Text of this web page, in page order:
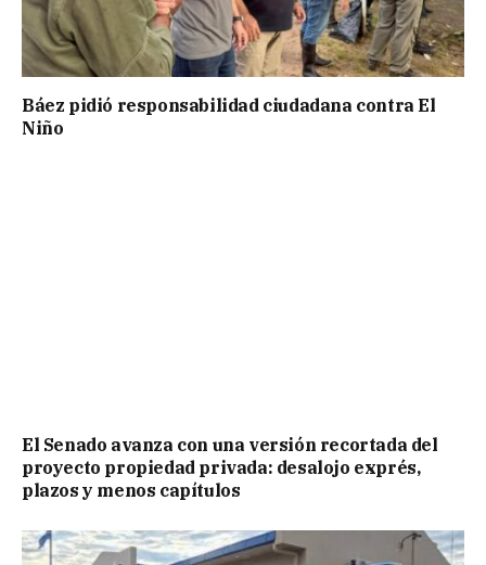
Báez pidió responsabilidad ciudadana contra El
Niño
El Senado avanza con una versión recortada del
proyecto propiedad privada: desalojo exprés,
plazos y menos capítulos